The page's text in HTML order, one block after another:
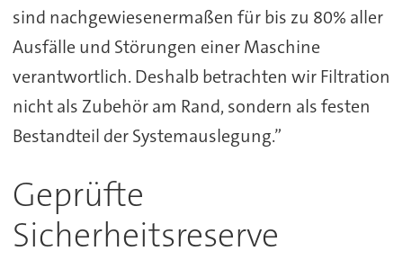
sind nachgewiesenermaßen für bis zu 80% aller
Ausfälle und Störungen einer Maschine
verantwortlich. Deshalb betrachten wir Filtration
nicht als Zubehör am Rand, sondern als festen
Bestandteil der Systemauslegung.”
Geprüfte
Sicherheitsreserve